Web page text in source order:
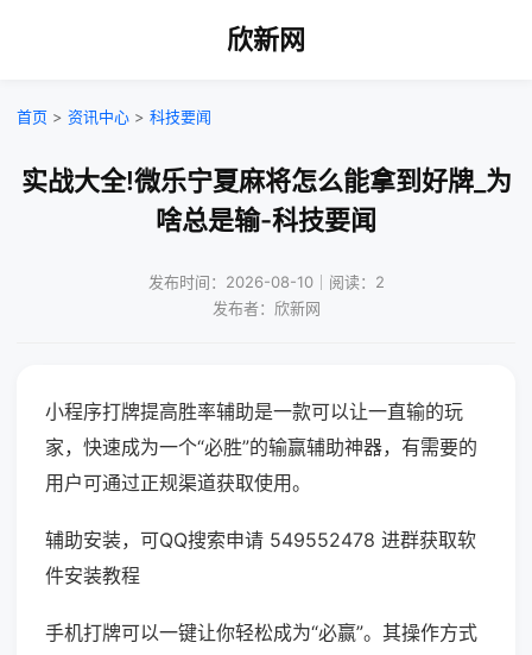
欣新网
首页 > 资讯中心 > 科技要闻
实战大全!微乐宁夏麻将怎么能拿到好牌_为
啥总是输-科技要闻
发布时间：2026-08-10｜阅读：2
发布者：欣新网
小程序打牌提高胜率辅助是一款可以让一直输的玩
家，快速成为一个“必胜”的输赢辅助神器，有需要的
用户可通过正规渠道获取使用。
辅助安装，可QQ搜索申请 549552478 进群获取软
件安装教程
手机打牌可以一键让你轻松成为“必赢”。其操作方式